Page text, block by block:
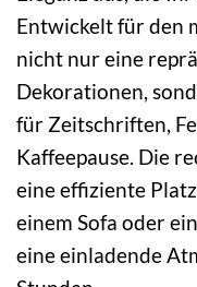
Entwickelt für den
nicht nur eine
Dekorationen,
für Zeitschriften,
Kaffeepause. Die
eine effiziente
einem Sofa oder
eine einladende